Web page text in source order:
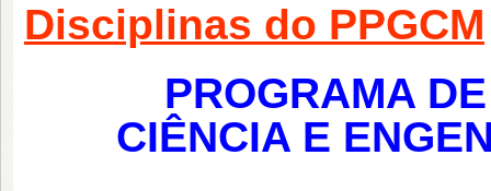
Disciplinas do PPGCM
PROGRAMA
CIÊNCIA E